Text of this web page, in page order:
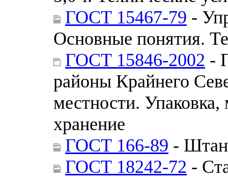
ГОСТ 15467-79 -
Основные понятия.
ГОСТ 15846-2002 -
районы Крайнего
местности. Упаковка,
хранение
ГОСТ 166-89 -
ГОСТ 18242-72 -